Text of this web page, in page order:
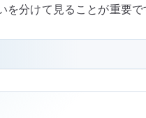
分けて見ることが重要で